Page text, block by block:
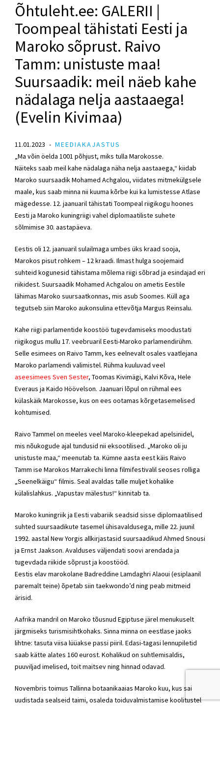
Õhtuleht.ee: GALERII |
Toompeal tähistati Eesti ja
Maroko sõprust. Raivo
Tamm: unistuste maa!
Suursaadik: meil näeb kahe
nädalaga nelja aastaaega!
(Evelin Kivimaa)
11.01.2023
MEEDIAKAJASTUS
„Ma võin öelda 1001 põhjust, miks tulla Marokosse.
Näiteks saab meil kahe nädalaga näha nelja aastaaega,“ kiidab
Maroko suursaadik Mohamed Achgalou, viidates mitmekülgsele
maale, kus saab minna nii kuuma kõrbe kui ka lumistesse Atlase
mägedesse. 12. jaanuaril tähistati Toompeal riigikogu hoones
Eesti ja Maroko kuningriigi vahel diplomaatiliste suhete
sõlmimise 30. aastapäeva.
Eestis oli 12. jaanuaril sulailmaga umbes üks kraad sooja,
Marokos pisut rohkem – 12 kraadi. Ilmast hulga soojemaid
suhteid kogunesid tähistama mõlema riigi sõbrad ja esindajad eri
riikidest. Suursaadik Mohamed Achgalou on ametis Eestile
lähimas Maroko suursaatkonnas, mis asub Soomes. Küll aga
tegutseb siin Maroko aukonsulina ettevõtja Margus Reinsalu.
Kahe riigi parlamentide koostöö tugevdamiseks moodustati
riigikogus mullu 17. veebruaril Eesti-Maroko parlamendirühm.
Selle esimees on Raivo Tamm, kes eelnevalt osales vaatlejana
Maroko parlamendi valimistel. Rühma kuuluvad veel
aseesimees Sven Sester, Toomas Kivimägi, Kalvi Kõva, Hele
Everaus ja Kaido Höövelson. Jaanuari lõpul on rühmal ees
külaskäik Marokosse, kus on ees ootamas kõrgetasemelised
kohtumised.
Raivo Tammelon meeles veel Maroko-kleepekad apelsinidel,
mis nõukogude ajal tundusid nii eksootilised. „Maroko oli ju
unistuste maa,“ meenutab ta. Kümne aasta eest käis Raivo
Tamm ise Marokos Marrakechi linna filmifestivalil seoses rolliga
„Seenelkäigu“ filmis. Seal avaldas talle muljet kohalike
külalislahkus. „Vapustav mälestus!“ kinnitab ta.
Maroko kuningriik ja Eesti vabariik seadsid sisse diplomaatilised
suhted suursaadikute tasemel ühisavaldusega, mille 22. juunil
1992. aastal New Yorgis allkirjastasid suursaadikud Ahmed Snousi
ja Ernst Jaakson. Avalduses väljendati soovi arendada ja
tugevdada riikide sõprust ja koostööd.
Eestis elav marokolane Badreddine Lamdaghri Alaoui (esiplaanil
paremalt teine) õpetab siin taekwondo’d ning peab mitmeid
ärisid.
Aafrika mandril on Maroko tõusnud Egiptuse järel menukuselt
järgmiseks turismisihtkohaks. Sinna minna on eestlase jaoks
lihtne: tasuta viisa lüüakse passi piiril. Edasi-tagasi lennupiletid
saab kätte alates 160 eurost. Kohalikud on suhtlemisaldis,
puuviljad imelised, toit maitsev ning hinnad odavad.
Novembris toimus Tallinna botaanikaaias Maroko kuu, kus sai
uudistada sealseid taimi, osaleda toiduvalmistamise koolitustel